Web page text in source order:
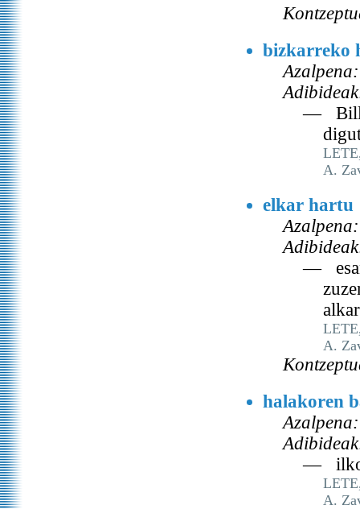
bizkarreko
Azalpena:
—
A.
elkar hartu
Azalpena:
—
A.
halakoren
Azalpena:
— ilko
A.